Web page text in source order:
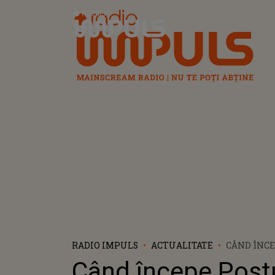
Radio Impuls
RADIO IMPULS ACTUALITATE
CÂND
CÂND ESTE